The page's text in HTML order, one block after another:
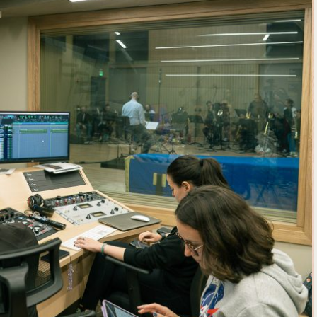
personería
del 2025.
Posgrados
Educación Continua